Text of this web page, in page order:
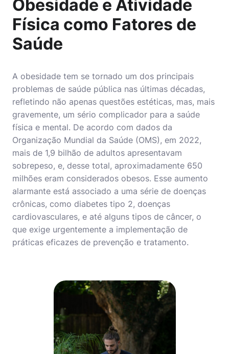
Obesidade e Atividade
Física como Fatores de
Saúde
A obesidade tem se tornado um dos principais
problemas de saúde pública nas últimas décadas,
refletindo não apenas questões estéticas, mas, mais
gravemente, um sério complicador para a saúde
física e mental. De acordo com dados da
Organização Mundial da Saúde (OMS), em 2022,
mais de 1,9 bilhão de adultos apresentavam
sobrepeso, e, desse total, aproximadamente 650
milhões eram considerados obesos. Esse aumento
alarmante está associado a uma série de doenças
crônicas, como diabetes tipo 2, doenças
cardiovasculares, e até alguns tipos de câncer, o
que exige urgentemente a implementação de
práticas eficazes de prevenção e tratamento.